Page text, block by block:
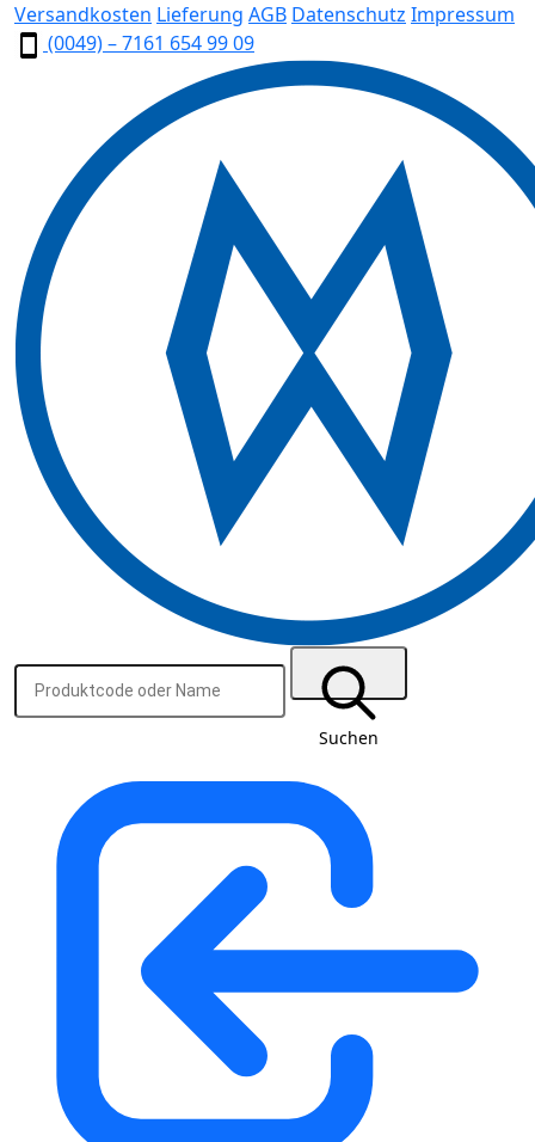
Versandkosten Lieferung AGB Datenschutz Impressum
(0049) – 7161 654 99 09
Suchen